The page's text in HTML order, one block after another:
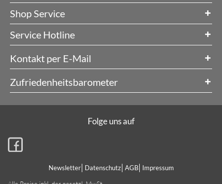
Shop Service
Service Hotline
Kontakt per E-Mail
Zufriedenheitsbarometer
Newsletter Datenschutz AGB Impressum
Folge uns auf